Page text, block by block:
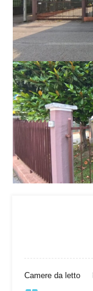
Camere da letto